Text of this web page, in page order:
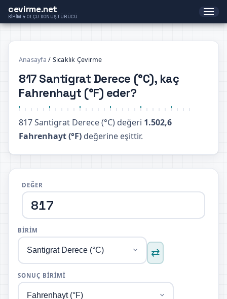
cevirme.net
BIRIM & ÖLÇÜ DÖNÜŞTÜRÜCÜ
Anasayfa / Sıcaklık Çevirme
817 Santigrat Derece (°C), kaç
Fahrenhayt (°F) eder?
817 Santigrat Derece (°C) değeri 1.502,6
Fahrenhayt (°F) değerine eşittir.
DEĞER
BIRIM
⇄
SONUÇ BIRIMI